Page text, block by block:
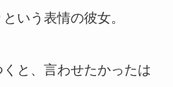
いう表情の彼女。
と、言わせたかったは